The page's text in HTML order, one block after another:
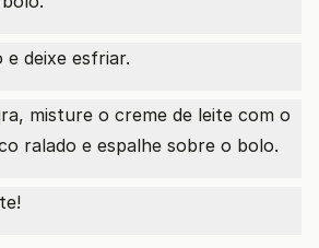
deixe esfriar.
misture o creme de leite com o
ralado e espalhe sobre o bolo.